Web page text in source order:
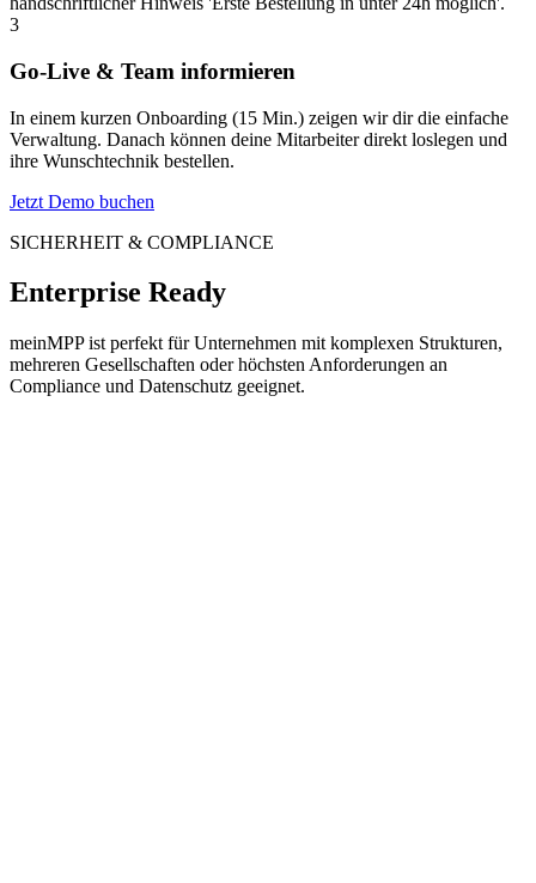
3
Go-Live & Team informieren
In einem kurzen Onboarding (15 Min.) zeigen wir dir die einfache
Verwaltung. Danach können deine Mitarbeiter direkt loslegen und
ihre Wunschtechnik bestellen.
Jetzt Demo buchen
SICHERHEIT & COMPLIANCE
Enterprise Ready
meinMPP ist perfekt für Unternehmen mit komplexen Strukturen,
mehreren Gesellschaften oder höchsten Anforderungen an
Compliance und Datenschutz geeignet.